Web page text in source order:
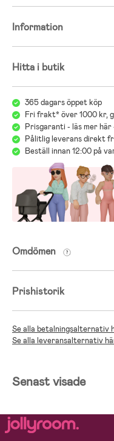
Information
Hitta i butik
365 dagars öppet köp
Fri frakt* över 1000 kr,
Prisgaranti - läs mer här
Pålitlig leverans direkt
Beställ innan 12:00 på
Omdömen
Prishistorik
Se alla betalningsalternativ
Se alla leveransalternativ
Senast visade